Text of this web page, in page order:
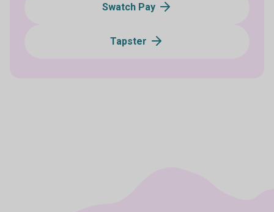
Swatch Pay
Tapster